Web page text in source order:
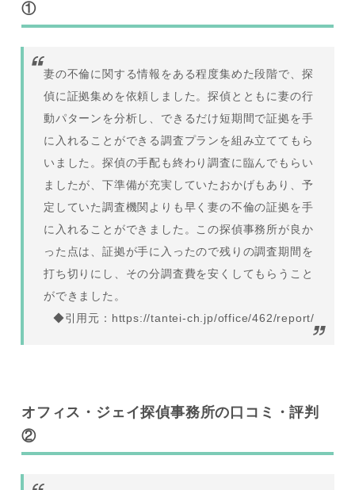
①
妻の不倫に関する情報をある程度集めた段階で、探
偵に証拠集めを依頼しました。探偵とともに妻の行
動パターンを分析し、できるだけ短期間で証拠を手
に入れることができる調査プランを組み立ててもら
いました。探偵の手配も終わり調査に臨んでもらい
ましたが、下準備が充実していたおかげもあり、予
定していた調査機関よりも早く妻の不倫の証拠を手
に入れることができました。この探偵事務所が良か
った点は、証拠が手に入ったので残りの調査期間を
打ち切りにし、その分調査費を安くしてもらうこと
ができました。
◆引用元：https://tantei-ch.jp/office/462/report/
オフィス・ジェイ探偵事務所の口コミ・評判
②